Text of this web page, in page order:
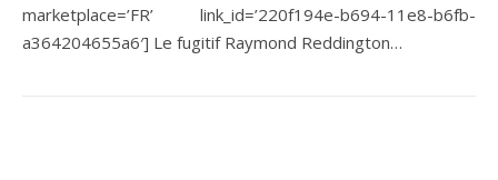
marketplace=’FR’ link_id=’220f194e-b694-11e8-b6fb-
a364204655a6′] Le fugitif Raymond Reddington…